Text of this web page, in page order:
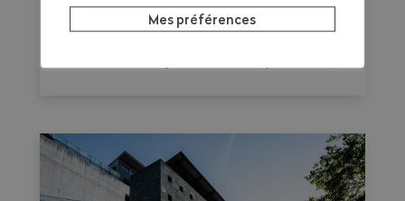
La Commission paritaire suisse (CPSA) met
désormais à disposition des entreprises et
le temps de travail, les heures
supplémentaires, le temps de déplacement
et les éventuels suppléments sur une base
Mes préférences